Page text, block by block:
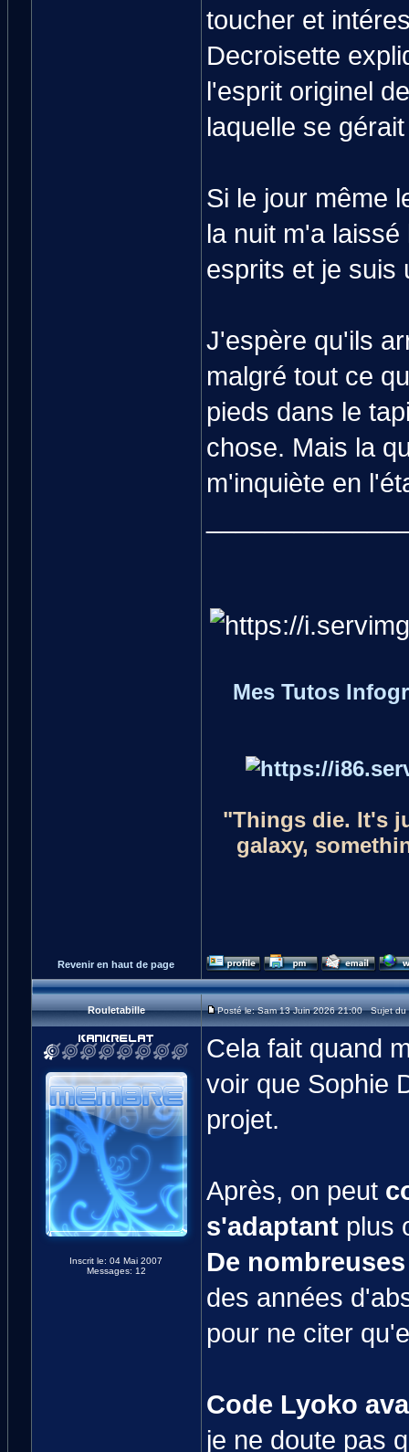
toucher et
Decroisette
l'esprit originel
laquelle se
Si le jour même
la nuit m'a
esprits et je suis
J'espère qu'ils
malgré tout ce
pieds dans le
chose. Mais la
m'inquiète en
Mes Tutos
"Things die. It's
galaxy,
Revenir en haut de page
Rouletabille Posté le: Sam 13 Juin 2026 21:00 Sujet du
Inscrit le: 04 Mai 2007
Messages: 12
Cela fait quand
voir que Sophie
projet.
Après, on peut
s'adaptant plus
De
des années
pour ne citer
Code Lyoko
je ne doute pas